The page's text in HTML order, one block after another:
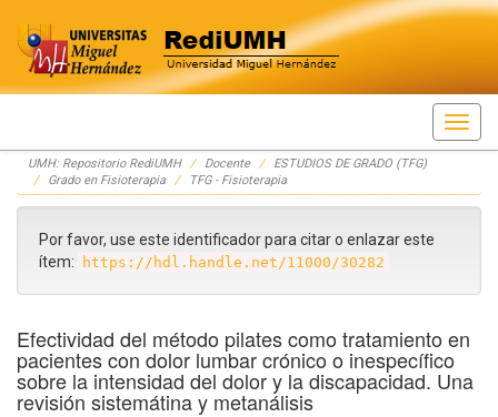
Skip
navigation
UMH: Repositorio RediUMH Docente
ESTUDIOS DE GRADO (TFG)
Grado en Fisioterapia
TFG - Fisioterapia
Por favor, use este identificador para citar o enlazar este
ítem:
https://hdl.handle.net/11000/30282
Efectividad del método pilates como tratamiento en
pacientes con dolor lumbar crónico o inespecífico
sobre la intensidad del dolor y la discapacidad. Una
revisión sistemátina y metanálisis